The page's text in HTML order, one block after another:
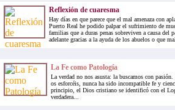
Reflexión de cuaresma
Hay días en que parece que el mal amenaza con
Puerto Real he podido palpar el sufrimiento de
familias que a duras penas sobreviven a causa del
adelante gracias a la ayuda de los abuelos o que
La Fe como Patología
La verdad no nos asusta: la buscamos con pasión.
os esforcéis, nunca ha sido incompatible fe y
principio, el Dios cristiano se identificó con el
verdadera...